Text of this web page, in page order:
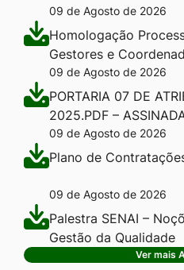
09 de Agosto de 2026
Homologação
Gestores e
09 de Agosto de 2026
PORTARIA 07 DE
2025.PDF –
09 de Agosto de 2026
Plano de
09 de Agosto de 2026
Palestra SENAI –
Gestão da Qualidade
Ver mais